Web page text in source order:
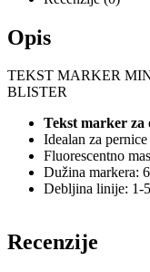
Opis
TEKST MARKER
BLISTER
Tekst marker
Idealan za
Fluorescentno
Dužina markera:
Debljina linije: 1-
Recenzije